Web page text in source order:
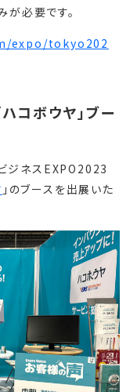
必要です。
expo/tokyo202
コボウヤ」ブー
ジネスEXPO2023
」のブースを出展いた